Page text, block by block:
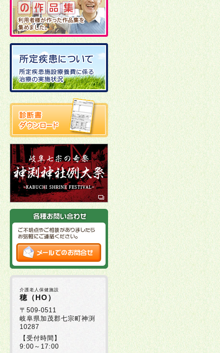
介護老人保健施設
穂（HO）
〒509-0511
岐阜県加茂郡七宗町神渕
10287
【受付時間】
9:00～17:00